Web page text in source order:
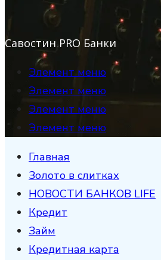
Савостин PRO Банки
Элемент меню
Элемент меню
Элемент меню
Элемент меню
Главная
Золото в слитках
НОВОСТИ БАНКОВ LIFE
Кредит
Займ
Кредитная карта